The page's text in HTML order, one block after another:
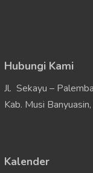
Hubungi Kami
Jl. Sekayu –
Kab. Musi
Kalender